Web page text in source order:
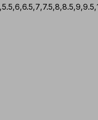
,5.5,6,6.5,7,7.5,8,8.5,9,9.5,